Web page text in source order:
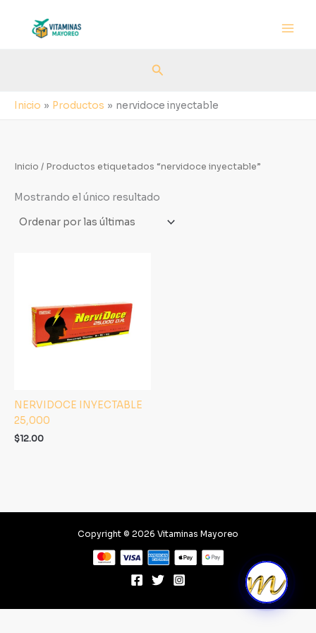
contenido
Buscar
Inicio Productos nervidoce inyectable
Inicio / Productos etiquetados “nervidoce inyectable”
Mostrando el único resultado
NERVIDOCE INYECTABLE
25,000
$12.00
Copyright © 2026 Vitaminas Mayoreo